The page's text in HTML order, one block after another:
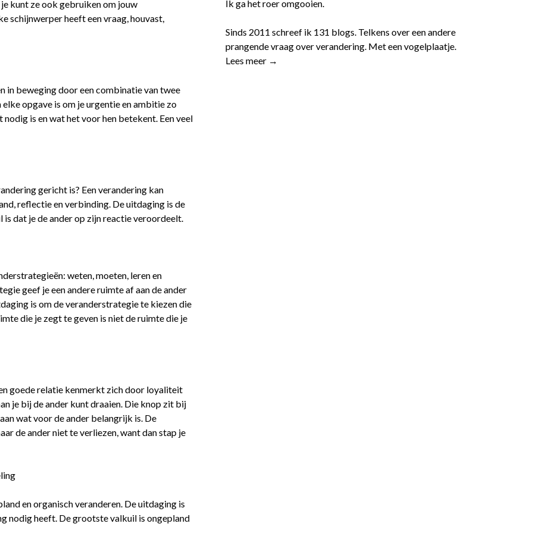
kunt ze ook gebruiken om jouw
schijnwerper heeft een vraag, houvast,
in beweging door een combinatie van twee
opgave is om je urgentie en ambitie zo
is en wat het voor hen betekent. Een veel
gericht is? Een verandering kan
reflectie en verbinding. De uitdaging is de
dat je de ander op zijn reactie veroordeelt.
weten, moeten, leren en
geef je een andere ruimte af aan de ander
is om de veranderstrategie te kiezen die
die je zegt te geven is niet de ruimte die je
goede relatie kenmerkt zich door loyaliteit
je bij de ander kunt draaien. Die knop zit bij
wat voor de ander belangrijk is. De
de ander niet te verliezen, want dan stap je
en organisch veranderen. De uitdaging is
nodig heeft. De grootste valkuil is ongepland
Ik ga het roer omgooien.
Sinds 2011 schreef ik 131 blogs. Telkens over een andere
prangende vraag over verandering. Met een vogelplaatje.
Lees meer →